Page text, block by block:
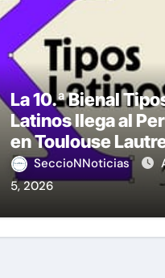
La 10.ª Bienal
Latinos llega al
en Toulouse
SeccioNNoticias
5, 2026